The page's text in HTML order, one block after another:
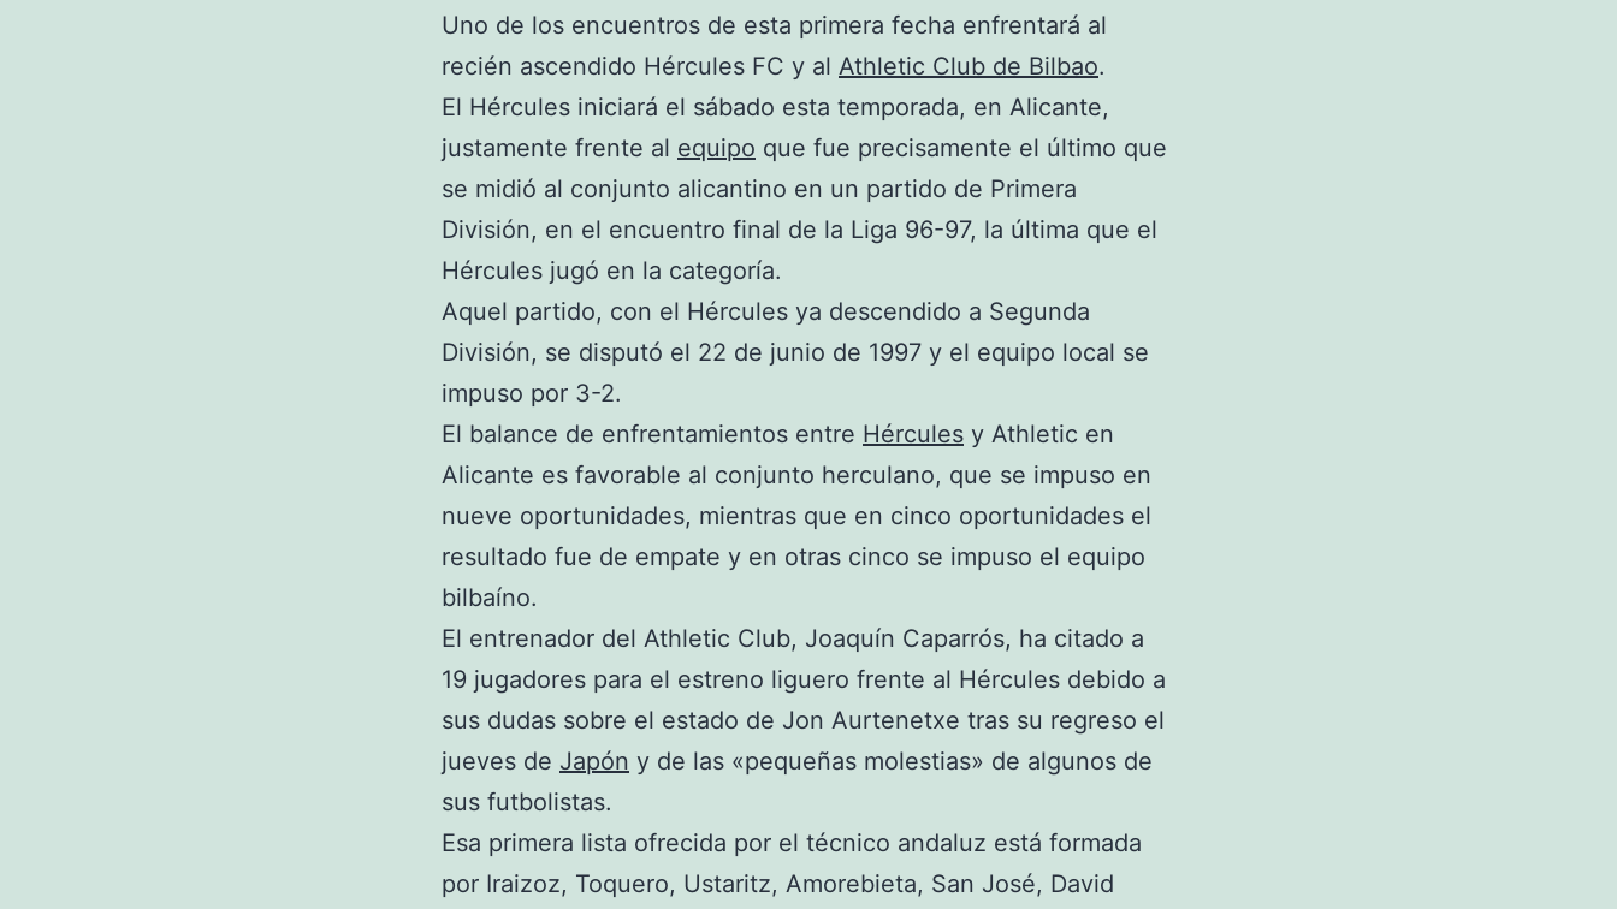
Uno de los encuentros de esta primera fecha enfrentará al
recién ascendido Hércules FC y al Athletic Club de Bilbao.
El Hércules iniciará el sábado esta temporada, en Alicante,
justamente frente al equipo que fue precisamente el último que
se midió al conjunto alicantino en un partido de Primera
División, en el encuentro final de la Liga 96-97, la última que el
Hércules jugó en la categoría.
Aquel partido, con el Hércules ya descendido a Segunda
División, se disputó el 22 de junio de 1997 y el equipo local se
impuso por 3-2.
El balance de enfrentamientos entre Hércules y Athletic en
Alicante es favorable al conjunto herculano, que se impuso en
nueve oportunidades, mientras que en cinco oportunidades el
resultado fue de empate y en otras cinco se impuso el equipo
bilbaíno.
El entrenador del Athletic Club, Joaquín Caparrós, ha citado a
19 jugadores para el estreno liguero frente al Hércules debido a
sus dudas sobre el estado de Jon Aurtenetxe tras su regreso el
jueves de Japón y de las «pequeñas molestias» de algunos de
sus futbolistas.
Esa primera lista ofrecida por el técnico andaluz está formada
por Iraizoz, Toquero, Ustaritz, Amorebieta, San José, David